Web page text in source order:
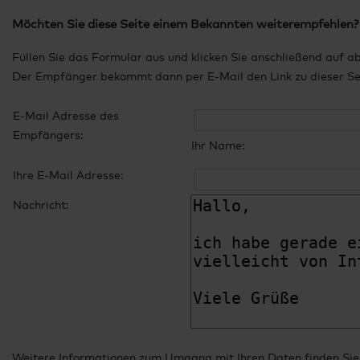
Möchten Sie diese Seite einem Bekannten weiterempfehlen?
Füllen Sie das Formular aus und klicken Sie anschließend auf
Der Empfänger bekommt dann per E-Mail den Link zu dieser
E-Mail Adresse des
Empfängers:
Ihr Name:
Ihre E-Mail Adresse:
Nachricht:
Weitere Informationen zum Umgang mit Ihren Daten finden